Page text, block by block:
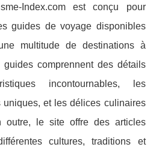
Index.com est conçu pour
guides de voyage disponibles
multitude de destinations à
comprennent des détails
incontournables, les
uniques, et les délices culinaires
outre, le site offre des articles
cultures, traditions et